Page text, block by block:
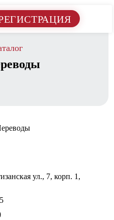
ул., 7, корп. 1,